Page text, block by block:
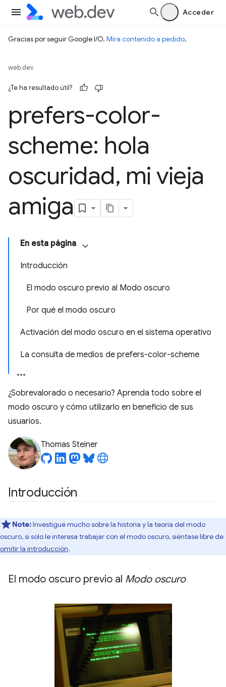
Acceder
Gracias por seguir Google I/O. Mira contenido a pedido.
web.dev
¿Te ha resultado útil?
prefers-color-
scheme: hola
oscuridad, mi vieja
amiga
En esta página
Introducción
El modo oscuro previo al Modo oscuro
Por qué el modo oscuro
Activación del modo oscuro en el sistema operativo
La consulta de medios de prefers-color-scheme
¿Sobrevalorado o necesario? Aprenda todo sobre el
modo oscuro y cómo utilizarlo en beneficio de sus
usuarios.
Thomas Steiner
Introducción
Note:Investigué mucho sobre la historia y la teoría del modo
oscuro, si solo le interesa trabajar con el modo oscuro, siéntase libre de
omitir la introducción.
El modo oscuro previo al Modo oscuro